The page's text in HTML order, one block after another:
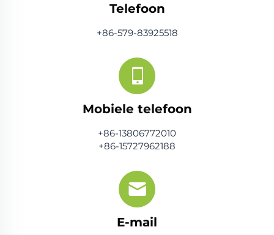
Telefoon
+86-579-83925518
Mobiele telefoon
+86-13806772010
+86-15727962188
E-mail